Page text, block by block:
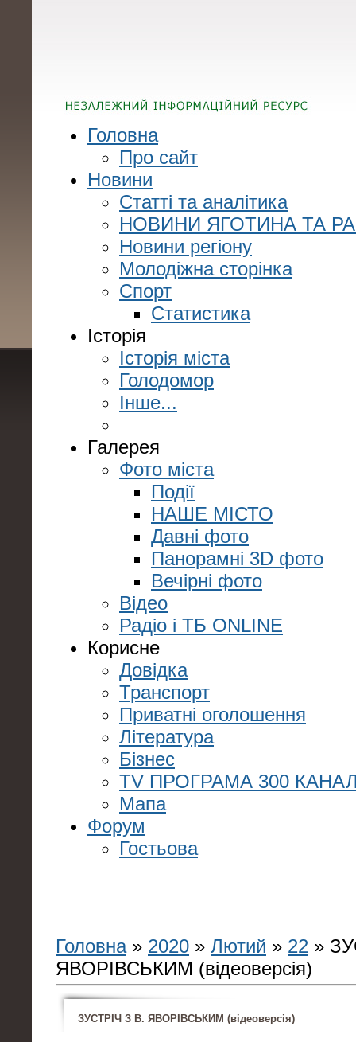
Головна
Про сайт
Новини
Статті та аналітика
НОВИНИ ЯГОТИНА ТА
Новини регіону
Молодіжна сторінка
Спорт
Статистика
Історія
Історія міста
Голодомор
Інше...
Галерея
Фото міста
Події
НАШЕ МІСТО
Давні фото
Панорамні 3D фото
Вечірні фото
Відео
Радіо і ТБ ONLINE
Корисне
Довідка
Транспорт
Приватні оголошення
Література
Бізнес
TV ПРОГРАМА 300
Мапа
Форум
Гостьова
Головна» 2020 » Лютий » 22 »
ЯВОРІВСЬКИМ (відеоверсія)
ЗУСТРІЧ З В. ЯВОРІВСЬКИМ (відеоверсія)